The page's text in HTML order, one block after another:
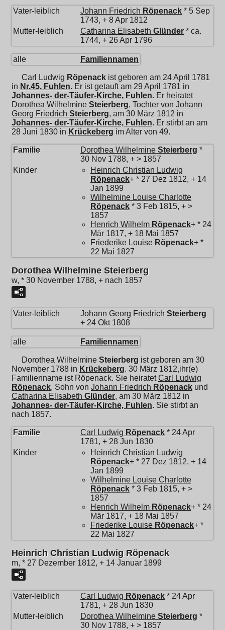
Vater-leiblich Johann Friedrich Röpenack * 5 Sep
1743, + 8 Apr 1812
Mutter-leiblich
Catharina Elisabeth Glünder * ca.
1744, + 26 Apr 1796
alle Familiennamen
Carl Ludwig Röpenack ist geboren am 24 April 1781
in Nr.45, Fuhlen. Er ist getauft am 29 April 1781 in
Johannes- der-Täufer-Kirche, Fuhlen. Er heiratet
Dorothea Wilhelmine Steierberg, Tochter von Johann
Georg Friedrich Steierberg, am 30 März 1812 in
Johannes- der-Täufer-Kirche, Fuhlen. Er stirbt an am
28 Juni 1830 in Krückeberg im Alter von 49.
Familie Dorothea Wilhelmine Steierberg *
30 Nov 1788, + > 1857
Kinder
Heinrich Christian Ludwig
Röpenack+ * 27 Dez 1812, + 14
Jan 1899
Wilhelmine Louise Charlotte
Röpenack * 3 Feb 1815, + >
1857
Henrich Wilhelm Röpenack+ * 24
Mär 1817, + 18 Mai 1857
Friederike Louise Röpenack+ *
22 Mai 1827
Dorothea Wilhelmine Steierberg
w, * 30 November 1788, + nach 1857
Vater-leiblich Johann Georg Friedrich Steierberg
+ 24 Okt 1808
alle Familiennamen
Dorothea Wilhelmine Steierberg ist geboren am 30
November 1788 in Krückeberg. 30 März 1812,ihr(e)
Familienname ist Röpenack. Sie heiratetCarl Ludwig
Röpenack, Sohn von Johann Friedrich Röpenack und
Catharina Elisabeth Glünder, am 30 März 1812 in
Johannes- der-Täufer-Kirche, Fuhlen. Sie stirbt an
nach 1857.
Familie Carl Ludwig Röpenack * 24 Apr
1781, + 28 Jun 1830
Kinder
Heinrich Christian Ludwig
Röpenack+ * 27 Dez 1812, + 14
Jan 1899
Wilhelmine Louise Charlotte
Röpenack * 3 Feb 1815, + >
1857
Henrich Wilhelm Röpenack+ * 24
Mär 1817, + 18 Mai 1857
Friederike Louise Röpenack+ *
22 Mai 1827
Heinrich Christian Ludwig Röpenack
m, * 27 Dezember 1812, + 14 Januar 1899
Vater-leiblich Carl Ludwig Röpenack * 24 Apr
1781, + 28 Jun 1830
Mutter-leiblich
Dorothea Wilhelmine Steierberg *
30 Nov 1788, + > 1857